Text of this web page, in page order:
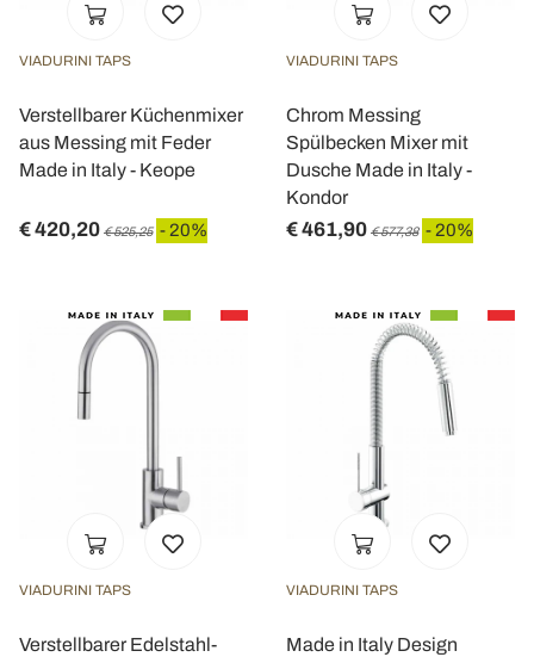
VIADURINI TAPS
Verstellbarer Küchenmixer
aus Messing mit Feder
Made in Italy - Keope
€ 420,20 € 525,25 - 20%
VIADURINI TAPS
Chrom Messing
Spülbecken Mixer mit
Dusche Made in Italy -
Kondor
€ 461,90 € 577,38 - 20%
VIADURINI TAPS
Verstellbarer Edelstahl-
VIADURINI TAPS
Made in Italy Design